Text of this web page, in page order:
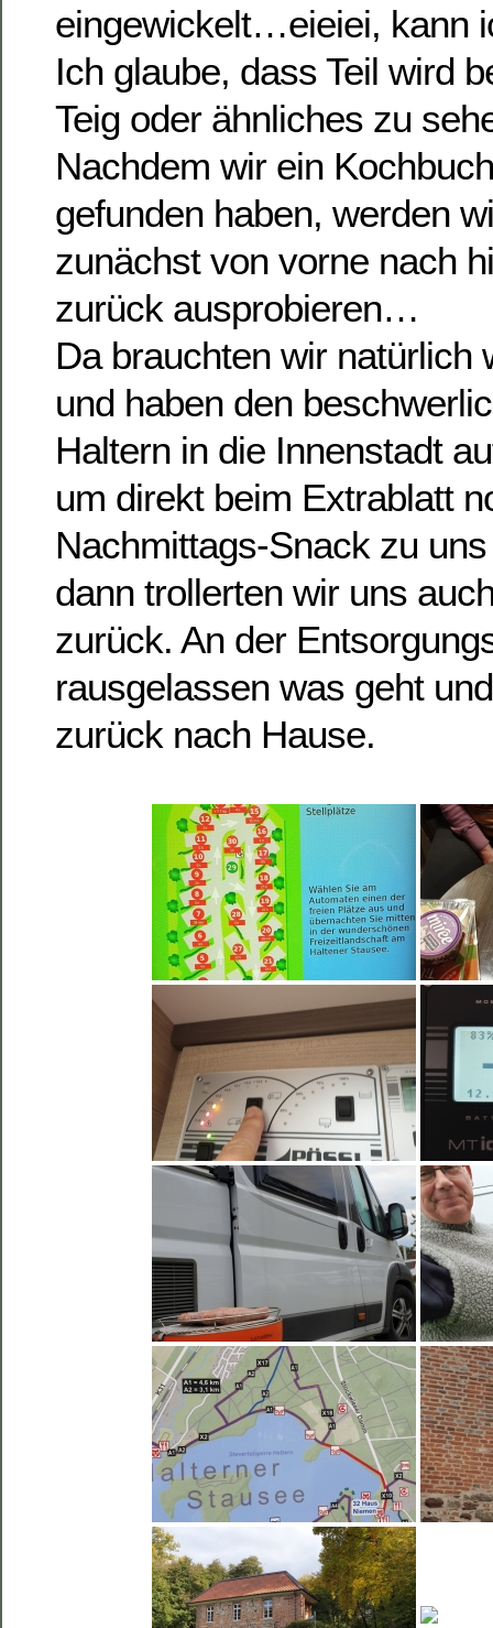
eingewickelt…eieiei, kann
Ich glaube, dass Teil wird
Teig oder ähnliches zu
Nachdem wir ein
gefunden haben, werden
zunächst von vorne nach
zurück ausprobieren…
Da brauchten wir natürlich
und haben den
Haltern in die Innenstadt
um direkt beim Extrablatt
Nachmittags-Snack zu
dann trollerten wir uns
zurück. An der
rausgelassen was geht
zurück nach Hause.